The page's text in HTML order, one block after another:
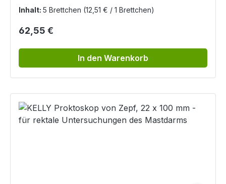
Inhalt: 5 Brettchen (12,51 € / 1 Brettchen)
Regulärer Preis:
62,55 €
In den Warenkorb